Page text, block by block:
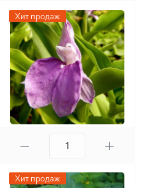
Хит продаж
Хит продаж